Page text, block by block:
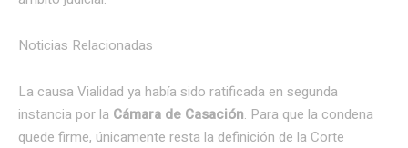
Noticias Relacionadas
La causa Vialidad ya había sido ratificada en segunda
instancia por la Cámara de Casación. Para que la condena
quede firme, únicamente resta la definición de la Corte